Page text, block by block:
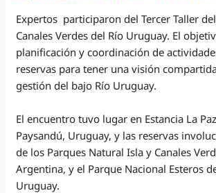
Expertos participaron del Tercer Taller
Canales Verdes del Río Uruguay. El
planificación y coordinación de
reservas para tener una visión
gestión del bajo Río Uruguay.
El encuentro tuvo lugar en Estancia La
Paysandú, Uruguay, y las reservas
de los Parques Natural Isla y Canales
Argentina, y el Parque Nacional Esteros
Uruguay.